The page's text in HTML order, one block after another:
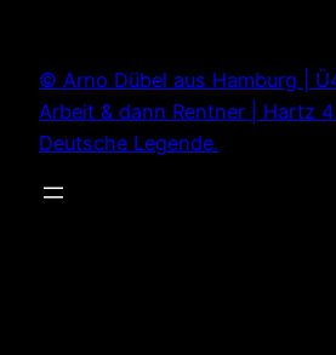
springen
© Arno Dübel aus Hamburg |
Arbeit & dann Rentner | Hartz
Deutsche Legende.